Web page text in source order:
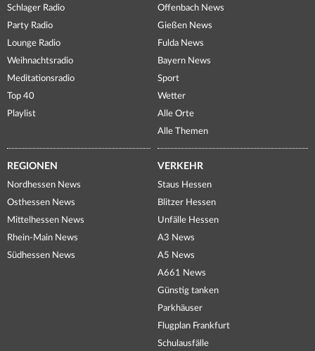
Schlager Radio
Party Radio
Lounge Radio
Weihnachtsradio
Meditationsradio
Top 40
Playlist
Offenbach News
Gießen News
Fulda News
Bayern News
Sport
Wetter
Alle Orte
Alle Themen
REGIONEN
Nordhessen News
Osthessen News
Mittelhessen News
Rhein-Main News
Südhessen News
VERKEHR
Staus Hessen
Blitzer Hessen
Unfälle Hessen
A3 News
A5 News
A661 News
Günstig tanken
Parkhäuser
Flugplan Frankfurt
Schulausfälle